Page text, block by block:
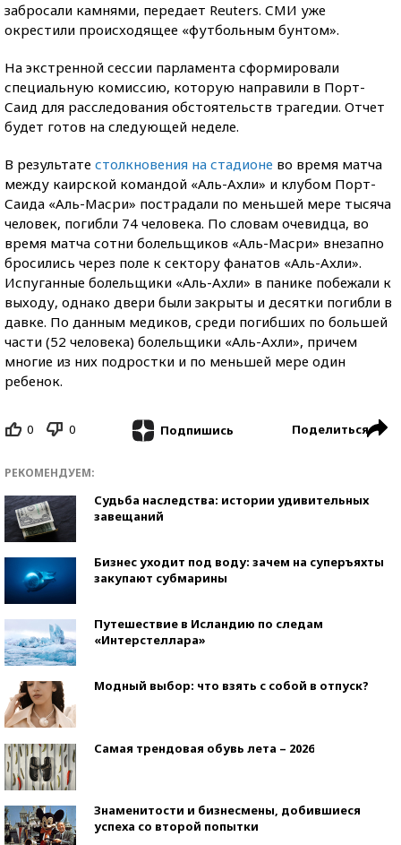
забросали камнями, передает Reuters. СМИ уже
окрестили происходящее «футбольным бунтом».
На экстренной сессии парламента сформировали
специальную комиссию, которую направили в Порт-
Саид для расследования обстоятельств трагедии. Отчет
будет готов на следующей неделе.
В результате столкновения на стадионе во время матча
между каирской командой «Аль-Ахли» и клубом Порт-
Саида «Аль-Масри» пострадали по меньшей мере тысяча
человек, погибли 74 человека. По словам очевидца, во
время матча сотни болельщиков «Аль-Масри» внезапно
бросились через поле к сектору фанатов «Аль-Ахли».
Испуганные болельщики «Аль-Ахли» в панике побежали к
выходу, однако двери были закрыты и десятки погибли в
давке. По данным медиков, среди погибших по большей
части (52 человека) болельщики «Аль-Ахли», причем
многие из них подростки и по меньшей мере один
ребенок.
0 0 Подпишись Поделиться
РЕКОМЕНДУЕМ:
Судьба наследства: истории удивительных
завещаний
Бизнес уходит под воду: зачем на суперъяхты
закупают субмарины
Путешествие в Исландию по следам
«Интерстеллара»
Модный выбор: что взять с собой в отпуск?
Самая трендовая обувь лета – 2026
Знаменитости и бизнесмены, добившиеся
успеха со второй попытки